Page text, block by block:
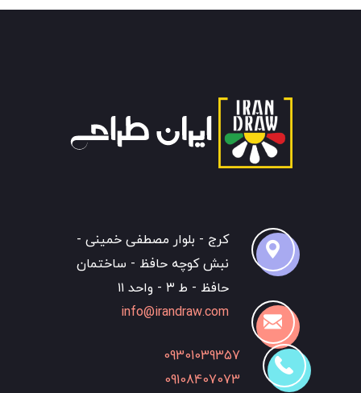
کرج - بلوار مصطفی خمینی -
نبش کوچه حافظ - ساختمان
حافظ - ط ۳ - واحد ۱۱
info@irandraw.com
09301039357
09108407073